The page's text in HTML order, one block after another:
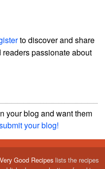
to discover and share
passionate about
your blog and want them
your blog!
Very Good Recipes lists the recipes